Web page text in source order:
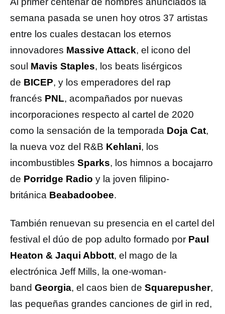
semana pasada se unen hoy otros 37 artistas
entre los cuales destacan los eternos
innovadores Massive Attack, el icono del
soul Mavis Staples, los beats lisérgicos
de BICEP, y los emperadores del rap
francés PNL, acompañados por nuevas
incorporaciones respecto al cartel de 2020
como la sensación de la temporada Doja Cat,
la nueva voz del R&B Kehlani, los
incombustibles Sparks, los himnos a bocajarro
de Porridge Radio y la joven filipino-
británica Beabadoobee.
También renuevan su presencia en el cartel del
festival el dúo de pop adulto formado por Paul
Heaton & Jaqui Abbott, el mago de la
electrónica Jeff Mills, la one-woman-
band Georgia, el caos bien de Squarepusher,
las pequeñas grandes canciones de girl in red,